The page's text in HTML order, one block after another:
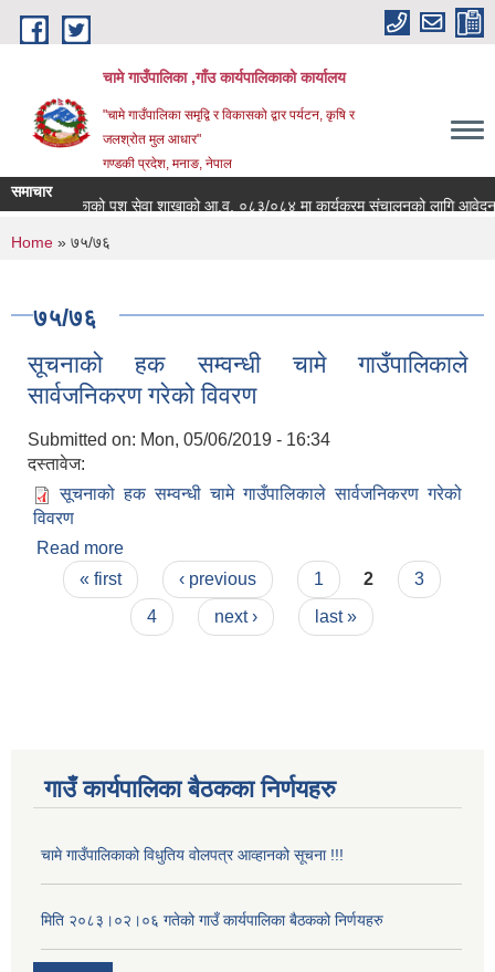
Skip to main content
चामे गाउँपालिका ,गाँउ कार्यपालिकाको कार्यालय
"चामे गाउँपालिका समृद्वि र विकासको द्वार पर्यटन, कृषि र
जलश्रोत मुल आधार"
गण्डकी प्रदेश, मनाङ, नेपाल
समाचार
गाउँपालिकाको पशु सेवा शाखाको आ.व. ०८३/०८४ मा कार्यक्रम संचालनको लागि आवेदन पेश
You are here
Home » ७५/७६
७५/७६
सूचनाको हक सम्वन्धी चामे गाउँपालिकाले
सार्वजनिकरण गरेको विवरण
Submitted on: Mon, 05/06/2019 - 16:34
दस्तावेज:
सूचनाको हक सम्वन्धी चामे गाउँपालिकाले सार्वजनिकरण गरेको
विवरण
Read more
सार्वजनिकरण गरेको विवरण
Pages
« first ‹ previous 1 2
3
4
next › last »
गाउँ कार्यपालिका बैठकका निर्णयहरु
चामे गाउँपालिकाको विधुतिय वोलपत्र आव्हानको सूचना !!!
मिति २०८३।०२।०६ गतेको गाउँ कार्यपालिका बैठकको निर्णयहरु